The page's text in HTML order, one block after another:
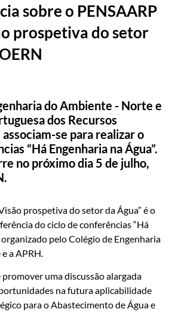
sobre o PENSAARP
prospetiva do setor
do Ambiente - Norte e
dos Recursos
se para realizar o
“Há Engenharia na Água”.
no próximo dia 5 de julho,
prospetiva do setor da Água” é o
do ciclo de conferências “Há
organizado pelo Colégio de Engenharia
a APRH.
uma discussão alargada
na futura aplicabilidade
para o Abastecimento de Água e